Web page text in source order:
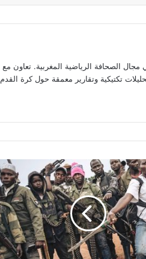
الصحافة الرياضية المغربية. تعاون مع
تكتيكية وتقارير معمقة حول كرة القدم